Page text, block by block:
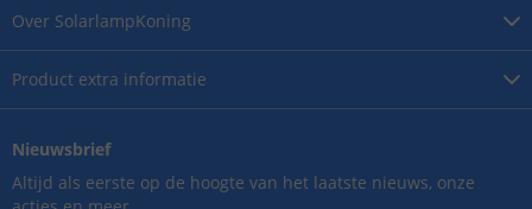
Over SolarlampKoning
Product extra informatie
Nieuwsbrief
Altijd als eerste op de hoogte van het laatste nieuws, onze